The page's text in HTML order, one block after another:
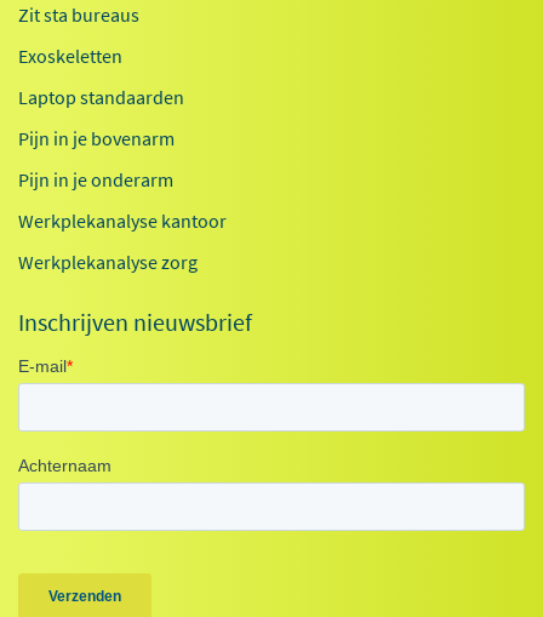
Zit sta bureaus
Exoskeletten
Laptop standaarden
Pijn in je bovenarm
Pijn in je onderarm
Werkplekanalyse kantoor
Werkplekanalyse zorg
Inschrijven nieuwsbrief